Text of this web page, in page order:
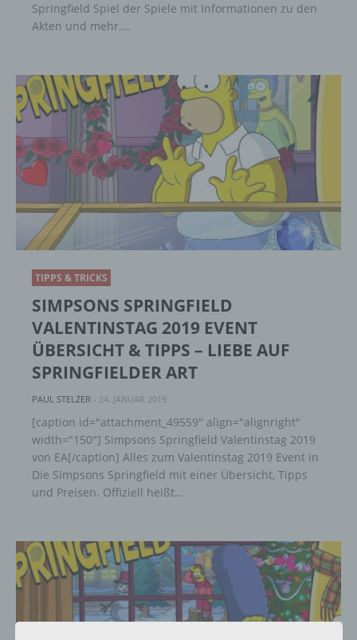
Springfield Spiel der Spiele mit Informationen zu den
Akten und mehr.…
TIPPS & TRICKS
SIMPSONS SPRINGFIELD
VALENTINSTAG 2019 EVENT
ÜBERSICHT & TIPPS – LIEBE AUF
SPRINGFIELDER ART
PAUL STELZER - 24. JANUAR 2019
[caption id="attachment_49559" align="alignright"
width="150"] Simpsons Springfield Valentinstag 2019
von EA[/caption] Alles zum Valentinstag 2019 Event in
Die Simpsons Springfield mit einer Übersicht, Tipps
und Preisen. Offiziell heißt…